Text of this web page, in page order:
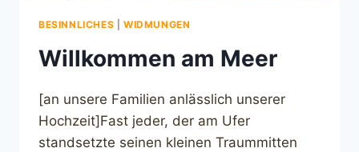
BESINNLICHES WIDMUNGEN
Willkommen am Meer
[an unsere Familien anlässlich unserer
Hochzeit]Fast jeder, der am Ufer
standsetzte seinen kleinen Traummitten